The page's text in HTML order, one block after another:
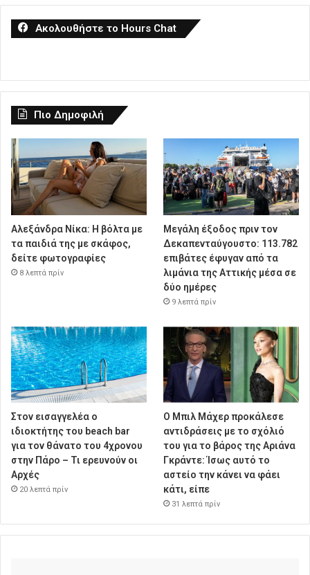
Ακολουθήστε το Hours Chat
Πιο Δημοφιλή
Αλεξάνδρα Νίκα: Η βόλτα με
τα παιδιά της με σκάφος,
δείτε φωτογραφίες
8 λεπτά πρίν
Μεγάλη έξοδος πριν τον
Δεκαπενταύγουστο: 113.782
επιβάτες έφυγαν από τα
λιμάνια της Αττικής μέσα σε
δύο ημέρες
9 λεπτά πρίν
Στον εισαγγελέα ο
ιδιοκτήτης του beach bar
για τον θάνατο του 4χρονου
στην Πάρο – Τι ερευνούν οι
Αρχές
20 λεπτά πρίν
Ο Μπιλ Μάχερ προκάλεσε
αντιδράσεις με το σχόλιό
του για το βάρος της Αριάνα
Γκράντε: Ίσως αυτό το
αστείο την κάνει να φάει
κάτι, είπε
31 λεπτά πρίν